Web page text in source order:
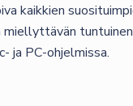
kaikkien
ja PC-ohjelmissa.